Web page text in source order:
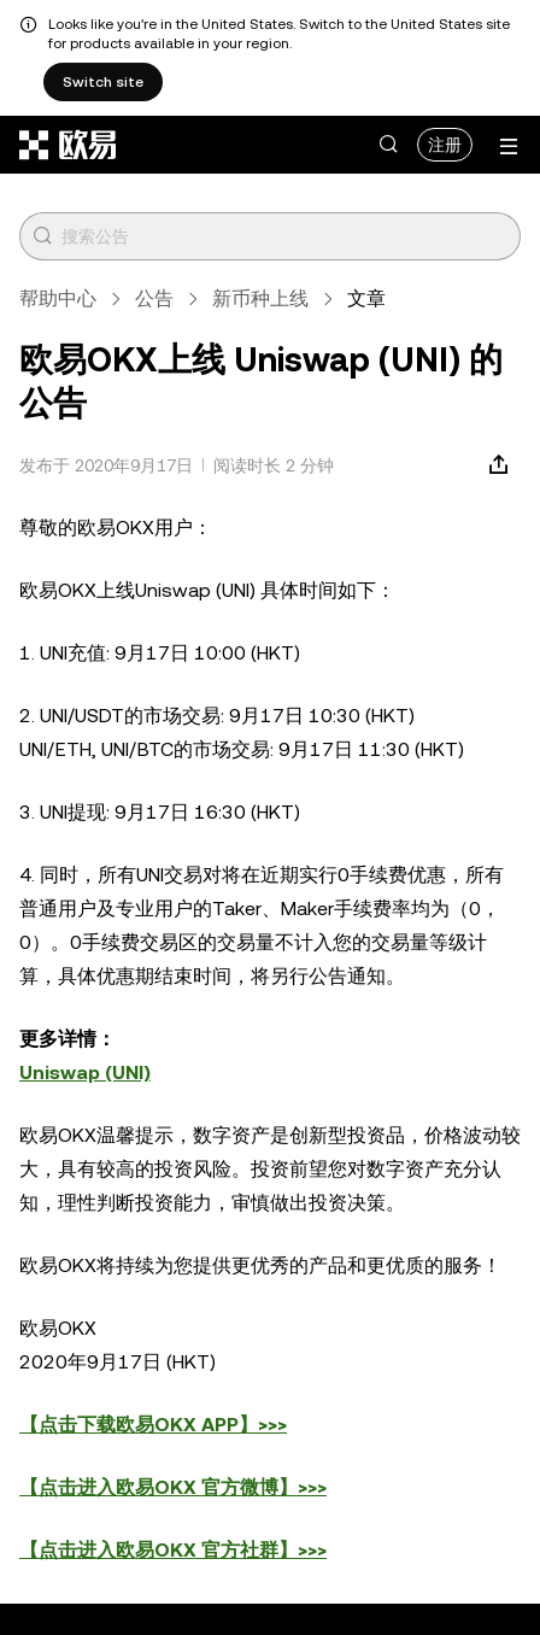
Looks like you're in the United States. Switch to the United States site
for products available in your region.
Switch site
注册
帮助中心 公告 新币种上线 文章
欧易OKX上线 Uniswap (UNI) 的
公告
发布于 2020年9月17日 阅读时长 2 分钟
尊敬的欧易OKX用户：
欧易OKX上线Uniswap (UNI) 具体时间如下：
1. UNI充值: 9月17日 10:00 (HKT)
2. UNI/USDT的市场交易: 9月17日 10:30 (HKT)
UNI/ETH, UNI/BTC的市场交易: 9月17日 11:30 (HKT)
3. UNI提现: 9月17日 16:30 (HKT)
4. 同时，所有UNI交易对将在近期实行0手续费优惠，所有
普通用户及专业用户的Taker、Maker手续费率均为（0，
0）。0手续费交易区的交易量不计入您的交易量等级计
算，具体优惠期结束时间，将另行公告通知。
更多详情：
Uniswap (UNI)
欧易OKX温馨提示，数字资产是创新型投资品，价格波动较
大，具有较高的投资风险。投资前望您对数字资产充分认
知，理性判断投资能力，审慎做出投资决策。
欧易OKX将持续为您提供更优秀的产品和更优质的服务！
欧易OKX
2020年9月17日 (HKT)
【点击下载欧易OKX APP】>>>
【点击进入欧易OKX 官方微博】>>>
【点击进入欧易OKX 官方社群】>>>